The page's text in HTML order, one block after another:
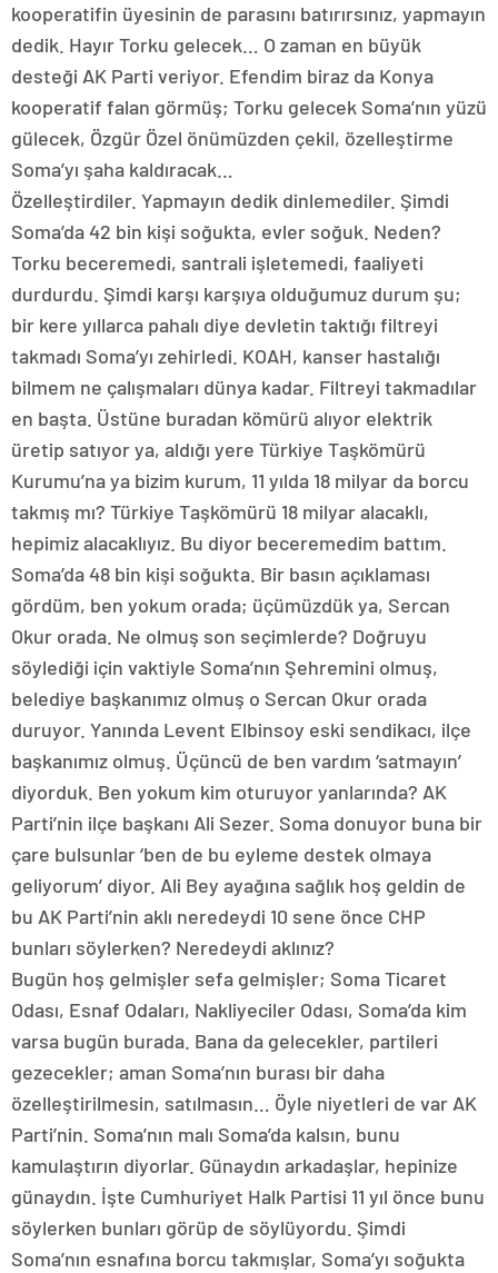
kooperatifin üyesinin de parasını batırırsınız, yapmayın
dedik. Hayır Torku gelecek… O zaman en büyük
desteği AK Parti veriyor. Efendim biraz da Konya
kooperatif falan görmüş; Torku gelecek Soma’nın yüzü
gülecek, Özgür Özel önümüzden çekil, özelleştirme
Soma’yı şaha kaldıracak…
Özelleştirdiler. Yapmayın dedik dinlemediler. Şimdi
Soma’da 42 bin kişi soğukta, evler soğuk. Neden?
Torku beceremedi, santrali işletemedi, faaliyeti
durdurdu. Şimdi karşı karşıya olduğumuz durum şu;
bir kere yıllarca pahalı diye devletin taktığı filtreyi
takmadı Soma’yı zehirledi. KOAH, kanser hastalığı
bilmem ne çalışmaları dünya kadar. Filtreyi takmadılar
en başta. Üstüne buradan kömürü alıyor elektrik
üretip satıyor ya, aldığı yere Türkiye Taşkömürü
Kurumu’na ya bizim kurum, 11 yılda 18 milyar da borcu
takmış mı? Türkiye Taşkömürü 18 milyar alacaklı,
hepimiz alacaklıyız. Bu diyor beceremedim battım.
Soma’da 48 bin kişi soğukta. Bir basın açıklaması
gördüm, ben yokum orada; üçümüzdük ya, Sercan
Okur orada. Ne olmuş son seçimlerde? Doğruyu
söylediği için vaktiyle Soma’nın Şehremini olmuş,
belediye başkanımız olmuş o Sercan Okur orada
duruyor. Yanında Levent Elbinsoy eski sendikacı, ilçe
başkanımız olmuş. Üçüncü de ben vardım ‘satmayın’
diyorduk. Ben yokum kim oturuyor yanlarında? AK
Parti’nin ilçe başkanı Ali Sezer. Soma donuyor buna bir
çare bulsunlar ‘ben de bu eyleme destek olmaya
geliyorum’ diyor. Ali Bey ayağına sağlık hoş geldin de
bu AK Parti’nin aklı neredeydi 10 sene önce CHP
bunları söylerken? Neredeydi aklınız?
Bugün hoş gelmişler sefa gelmişler; Soma Ticaret
Odası, Esnaf Odaları, Nakliyeciler Odası, Soma’da kim
varsa bugün burada. Bana da gelecekler, partileri
gezecekler; aman Soma’nın burası bir daha
özelleştirilmesin, satılmasın… Öyle niyetleri de var AK
Parti’nin. Soma’nın malı Soma’da kalsın, bunu
kamulaştırın diyorlar. Günaydın arkadaşlar, hepinize
günaydın. İşte Cumhuriyet Halk Partisi 11 yıl önce bunu
söylerken bunları görüp de söylüyordu. Şimdi
Soma’nın esnafına borcu takmışlar, Soma’yı soğukta